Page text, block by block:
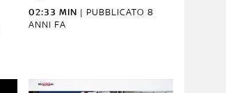
02:33 MIN | PUBBLICATO 8
ANNI FA